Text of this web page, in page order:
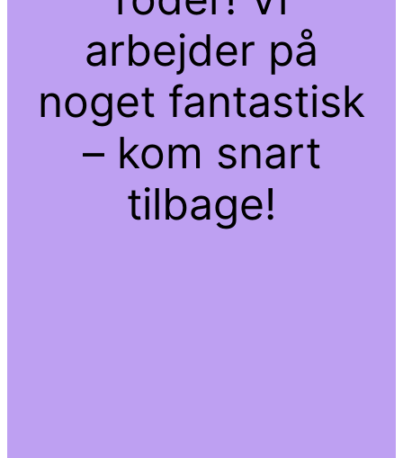
arbejder på
noget fantastisk
– kom snart
tilbage!